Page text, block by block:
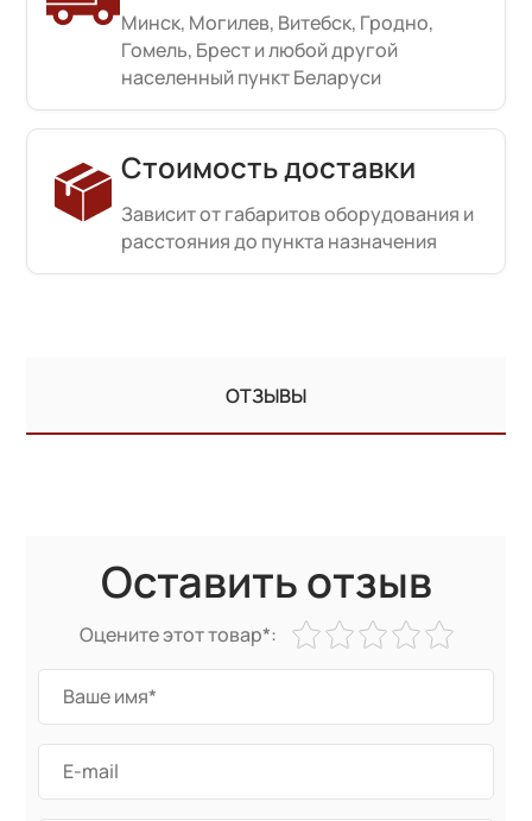
Минск, Могилев, Витебск, Гродно,
Гомель, Брест и любой другой
населенный пункт Беларуси
Стоимость доставки
Зависит от габаритов оборудования и
расстояния до пункта назначения
ОТЗЫВЫ
Оставить отзыв
Оцените этот товар*: